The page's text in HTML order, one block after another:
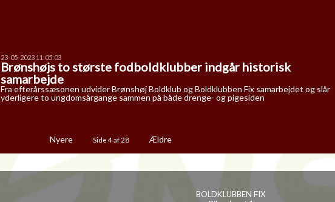
23-05-2023 11:05:03
Brønshøjs to største fodboldklubber indgår historisk
samarbejde
Fra efterårssæsonen udvider Brønshøj Boldklub og Boldklubben Fix samarbejdet og slår
yderligere to ungdomsårgange sammen på både drenge- og pigesiden
Nyere Side 4 af 28 Ældre
BOLDKLUBBEN FIX